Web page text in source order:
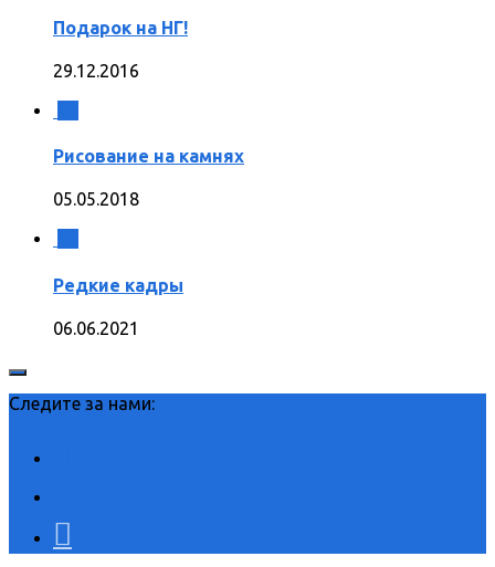
Подарок на НГ!
29.12.2016
Рисование на камнях
05.05.2018
Редкие кадры
06.06.2021
Следите за нами: